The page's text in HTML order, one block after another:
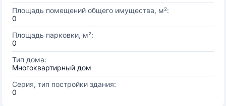
Площадь помещений общего имущества, м²:
0
Площадь парковки, м²:
0
Тип дома:
Многоквартирный дом
Серия, тип постройки здания:
0